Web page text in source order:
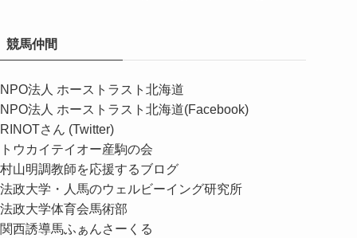
競馬仲間
NPO法人 ホーストラスト北海道
NPO法人 ホーストラスト北海道(Facebook)
RINOTさん (Twitter)
トウカイテイオー産駒の会
村山明調教師を応援するブログ
法政大学・人馬のウェルビーイング研究所
法政大学体育会馬術部
関西誘導馬ふぁんさーくる